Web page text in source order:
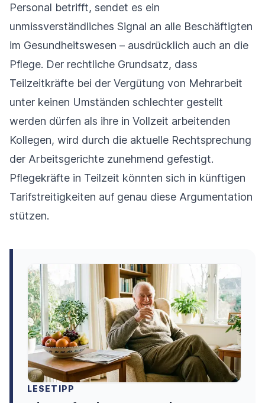
Personal betrifft, sendet es ein
unmissverständliches Signal an alle Beschäftigten
im Gesundheitswesen – ausdrücklich auch an die
Pflege. Der rechtliche Grundsatz, dass
Teilzeitkräfte bei der Vergütung von Mehrarbeit
unter keinen Umständen schlechter gestellt
werden dürfen als ihre in Vollzeit arbeitenden
Kollegen, wird durch die aktuelle Rechtsprechung
der Arbeitsgerichte zunehmend gefestigt.
Pflegekräfte in Teilzeit könnten sich in künftigen
Tarifstreitigkeiten auf genau diese Argumentation
stützen.
LESETIPP